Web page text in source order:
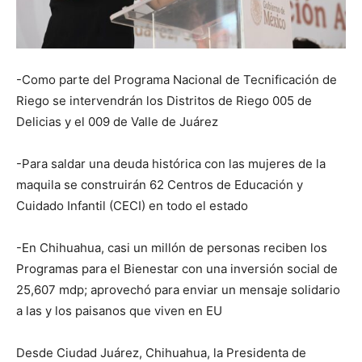
-Como parte del Programa Nacional de Tecnificación de
Riego se intervendrán los Distritos de Riego 005 de
Delicias y el 009 de Valle de Juárez
-Para saldar una deuda histórica con las mujeres de la
maquila se construirán 62 Centros de Educación y
Cuidado Infantil (CECI) en todo el estado
-En Chihuahua, casi un millón de personas reciben los
Programas para el Bienestar con una inversión social de
25,607 mdp; aprovechó para enviar un mensaje solidario
a las y los paisanos que viven en EU
Desde Ciudad Juárez, Chihuahua, la Presidenta de